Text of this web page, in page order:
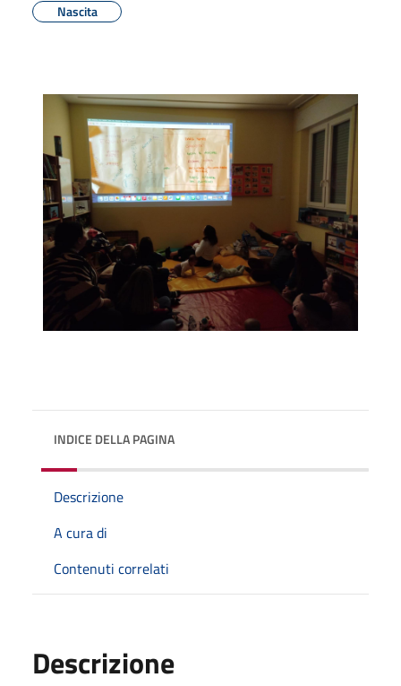
Nascita
INDICE DELLA PAGINA
Descrizione
A cura di
Contenuti correlati
Descrizione